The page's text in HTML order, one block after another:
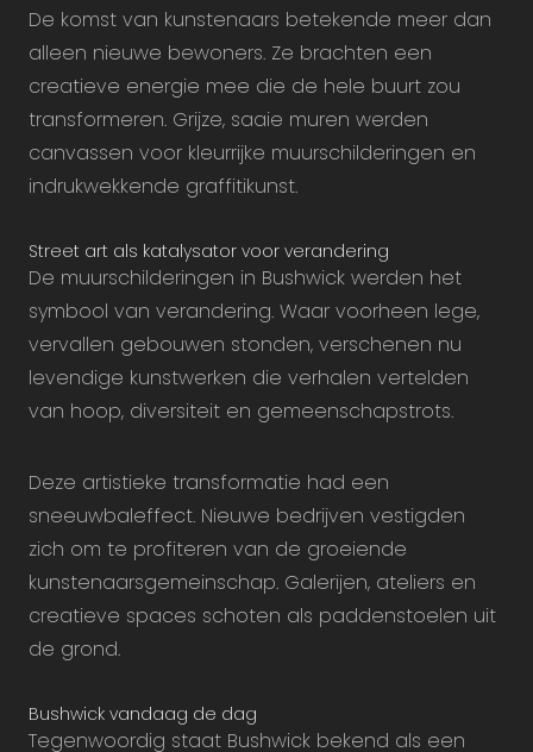
De komst van kunstenaars betekende meer dan
alleen nieuwe bewoners. Ze brachten een
creatieve energie mee die de hele buurt zou
transformeren. Grijze, saaie muren werden
canvassen voor kleurrijke muurschilderingen en
indrukwekkende graffitikunst.
Street art als katalysator voor verandering
De muurschilderingen in Bushwick werden het
symbool van verandering. Waar voorheen lege,
vervallen gebouwen stonden, verschenen nu
levendige kunstwerken die verhalen vertelden
van hoop, diversiteit en gemeenschapstrots.
Deze artistieke transformatie had een
sneeuwbaleffect. Nieuwe bedrijven vestigden
zich om te profiteren van de groeiende
kunstenaarsgemeinschap. Galerijen, ateliers en
creatieve spaces schoten als paddenstoelen uit
de grond.
Bushwick vandaag de dag
Tegenwoordig staat Bushwick bekend als een